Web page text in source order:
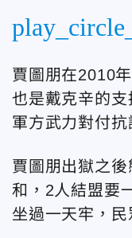
賈圖朋在2010
也是戴克辛的
軍方武力對付
賈圖朋出獄之
和，2人結盟要
坐過一天牢，民